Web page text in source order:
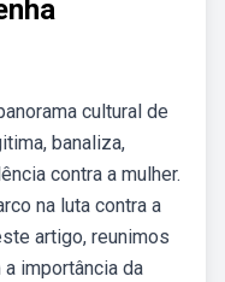
cultural de
banaliza,
contra a mulher.
na luta contra a
artigo, reunimos
importância da